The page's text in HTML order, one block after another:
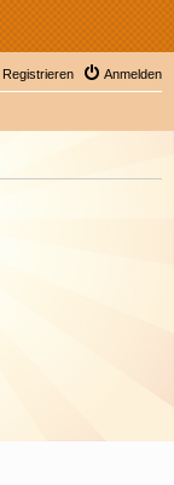
Anmelden
Registrieren